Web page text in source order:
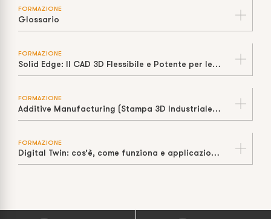
FORMAZIONE
Glossario
FORMAZIONE
Solid Edge: Il CAD 3D Flessibile e Potente per le PMI
FORMAZIONE
Additive Manufacturing (Stampa 3D Industriale): Cos'è, Tecnologie e Vantaggi
FORMAZIONE
Digital Twin: cos’è, come funziona e applicazioni nell’Industria 4.0